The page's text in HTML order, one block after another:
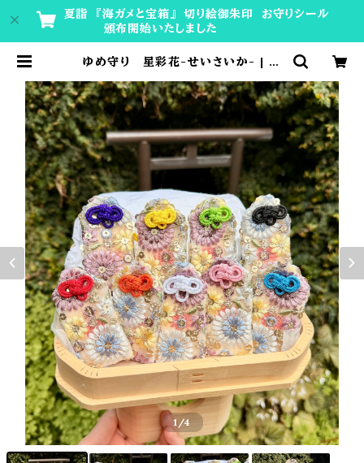
夏詣 『海ガメと宝箱』 切り絵御朱印 お守りシール
頒布開始いたしました
ゆめ守り 星彩花-せいさいか- | 神
1 /4